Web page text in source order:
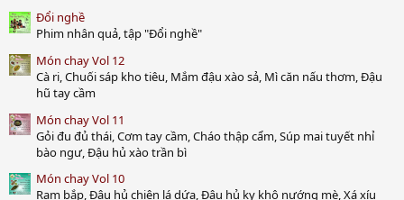
Đổi nghề
Phim nhân quả, tập "Đổi nghề"
Món chay Vol 12
Cà ri, Chuối sáp kho tiêu, Mắm đậu xào sả, Mì căn nấu thơm, Đậu
hũ tay cầm
Món chay Vol 11
Gỏi đu đủ thái, Cơm tay cầm, Cháo thập cẩm, Súp mai tuyết nhỉ
bào ngư, Đậu hủ xào trần bì
Món chay Vol 10
Ram bắp, Đậu hủ chiên lá dứa, Đậu hủ ky khô nướng mè, Xá xíu